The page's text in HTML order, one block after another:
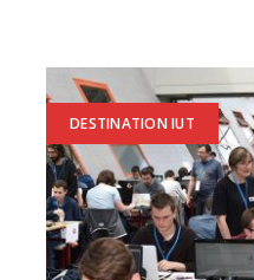
DESTINATION IUT